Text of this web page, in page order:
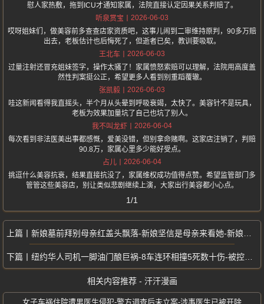
慰人家热敷，拖到ICU才通知家属，法院直接认定因果关系判赔了。
听泉赏宝
2026-06-03
哎呀姐妹们，做美容前多查查店家资质吧，这事儿闹到二审维持原判，90多万赔
出去，老板估计也后悔死了，但逝者已矣，教训要吸取。
王北车
2026-06-03
过量注射还冒充姐妹签字，操作太骚了！家属愤怒索赔可以理解，法院用高度盖
然性判案挺公正，希望更多人看到别重蹈覆辙。
张凯毅
2026-06-03
哇这新闻看得我直摇头，半个月从头晕到呼吸衰竭，太快了。美容针不是玩具，
老板为效果加量坑了自己也坑了别人。
我不叫龙虾
2026-06-04
每次看到非法医美出事都感慨，爱美没错，但别拿命赌啊。这家店注销了，判赔
90.8万，家属心里多少能好受点。
占儿
2026-06-04
挑逗什么美容抗衰，结果直接抗没了，家属维权成功值得点赞。希望监管部门多
管管这些美容店，别让类似悲剧继续上演，大家出行美容都小心点。
1/1
新娘墓前拜别母亲红盖头飘落-新娘坚信是母亲来看她-新娘出嫁路上跪拜亡母
纽约华人司机一脚油门酿巨祸-8车连环相撞5死数十伤-被控过失杀人
相关内容推荐 - 汗汗漫画
女子车祸住院遭男医生侵犯-警方调查后未立案-涉事医生已被开除